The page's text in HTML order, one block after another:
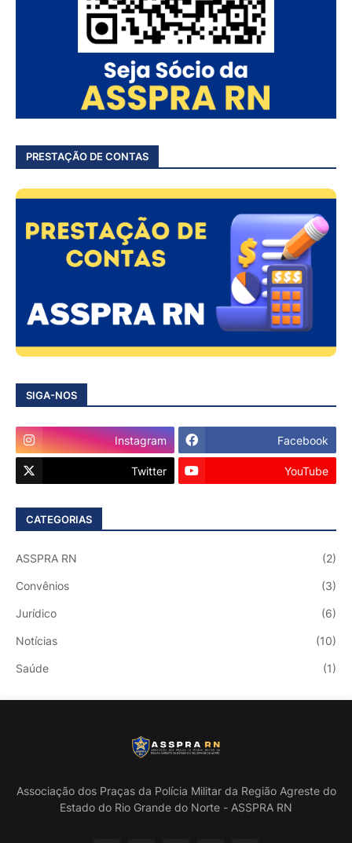
PRESTAÇÃO DE CONTAS
SIGA-NOS
Instagram Facebook
Twitter YouTube
CATEGORIAS
ASSPRA RN (2)
Convênios (3)
Jurídico (6)
Notícias (10)
Saúde (1)
Associação dos Praças da Polícia Militar da Região Agreste do
Estado do Rio Grande do Norte - ASSPRA RN